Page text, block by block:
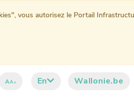
AAA En Wallonie.be
vous autorisez le Portail